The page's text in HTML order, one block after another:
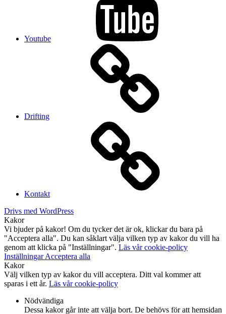
Youtube
Drifting
Kontakt
Drivs med WordPress
Kakor
Vi bjuder på kakor! Om du tycker det är ok, klickar du bara på
"Acceptera alla". Du kan såklart välja vilken typ av kakor du vill ha
genom att klicka på "Inställningar". Läs vår cookie-policy
InställningarAcceptera alla
Kakor
Välj vilken typ av kakor du vill acceptera. Ditt val kommer att
sparas i ett år. Läs vår cookie-policy
Nödvändiga
Dessa kakor går inte att välja bort. De behövs för att hemsidan